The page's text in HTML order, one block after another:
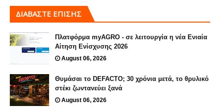
ΔΙΑΒΑΣΤΕ ΕΠΙΣΗΣ
Πλατφόρμα myAGRO - σε λειτουργία η νέα Ενιαία
Αίτηση Ενίσχυσης 2026
August 06, 2026
Θυμάσαι το DEFACTO; 30 χρόνια μετά, το θρυλικό
στέκι ζωντανεύει ξανά
August 06, 2026